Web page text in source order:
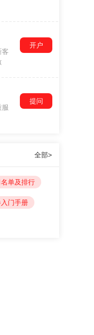
客
开户
服
提问
全部>
单及排行
门手册